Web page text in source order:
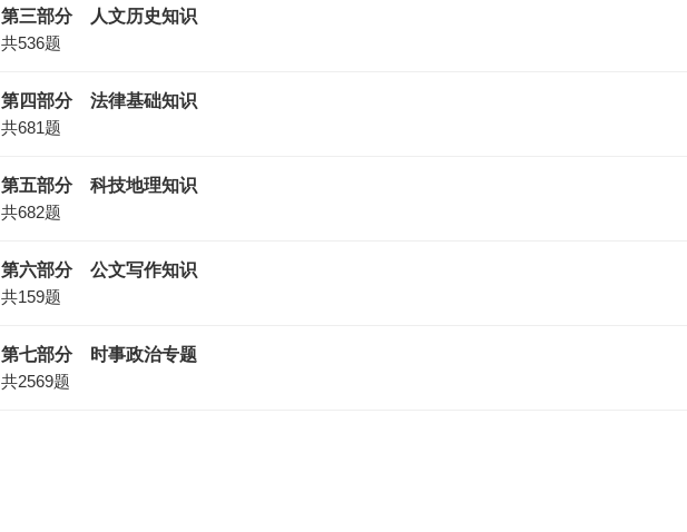
第三部分 人文历史知识
共536题
第四部分 法律基础知识
共681题
第五部分 科技地理知识
共682题
第六部分 公文写作知识
共159题
第七部分 时事政治专题
共2569题